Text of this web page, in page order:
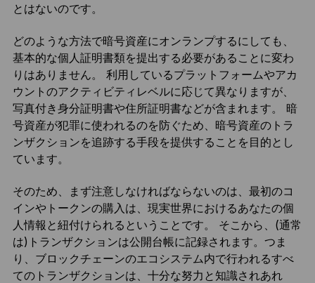
とはないのです。
どのような方法で暗号資産にオンランプするにしても、
基本的な個人証明書類を提出する必要があることに変わ
りはありません。 利用しているプラットフォームやアカ
ウントのアクティビティレベルに応じて異なりますが、
写真付き身分証明書や住所証明書などが含まれます。 暗
号資産が犯罪に使われるのを防ぐため、暗号資産のトラ
ンザクションを追跡する手段を提供することを目的とし
ています。
そのため、まず注意しなければならないのは、最初のコ
インやトークンの購入は、現実世界におけるあなたの個
人情報と紐付けられるということです。 そこから、(通常
は)トランザクションは公開台帳に記録されます。つま
り、ブロックチェーンのエコシステム内で行われるすべ
てのトランザクションは、十分な努力と知識されあれ